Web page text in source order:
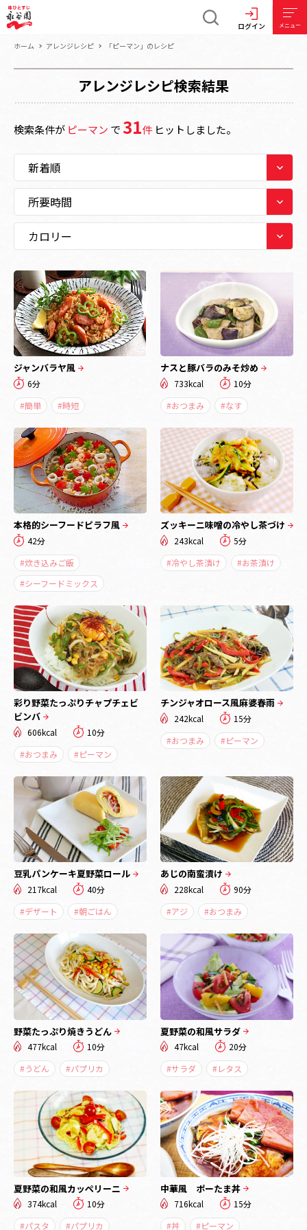
ログイン メニュー
ホーム アレンジレシピ 「ピーマン」のレシピ
アレンジレシピ検索結果
検索条件が ピーマン で31件 ヒットしました。
ジャンバラヤ風
6分
#簡単
#時短
ナスと豚バラのみそ炒め
733kcal
10分
#おつまみ
#なす
本格的シーフードピラフ風
42分
#炊き込みご飯
#シーフードミックス
ズッキーニ味噌の冷やし茶づけ
243kcal
5分
#冷やし茶漬け
#お茶漬け
彩り野菜たっぷりチャプチェビ
ビンバ
606kcal
10分
#おつまみ
#ピーマン
チンジャオロース風麻婆春雨
242kcal
15分
#おつまみ
#ピーマン
豆乳パンケーキ夏野菜ロール
217kcal
40分
#デザート
#朝ごはん
あじの南蛮漬け
228kcal
90分
#アジ
#おつまみ
野菜たっぷり焼きうどん
477kcal
10分
#うどん
#パプリカ
夏野菜の和風サラダ
47kcal
20分
#サラダ
#レタス
夏野菜の和風カッペリーニ
374kcal
10分
#パスタ
#パプリカ
中華風 ポーたま丼
716kcal
15分
#丼
#ピーマン